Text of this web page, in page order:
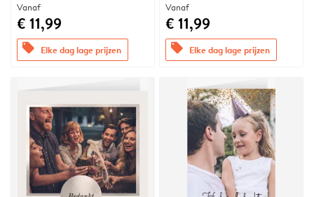
Vanaf
€ 11,99
offers Elke dag lage prijzen
Vanaf
€ 11,99
offers Elke dag lage prijzen